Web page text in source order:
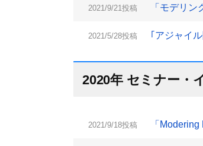
2021/9/21投稿 「モデリ
2021/5/28投稿 ｢アジャイ
2020年 セミナー・
2021/9/18投稿 「